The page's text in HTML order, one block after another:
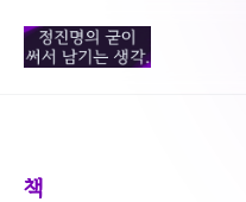
content
책